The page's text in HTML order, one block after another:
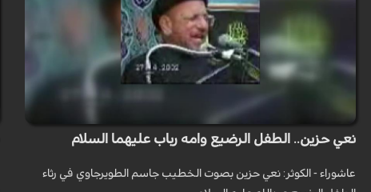
نعي حزين.. الطفل الرضيع وامه رباب عليهما السلام
عاشوراء - الكوثر: نعي حزين بصوت الخطيب جاسم الطويرجاوي في رثاء